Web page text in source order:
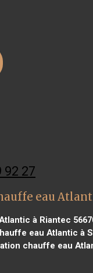
92 27
eau
à Riantec
eau Atlantic à
chauffe eau